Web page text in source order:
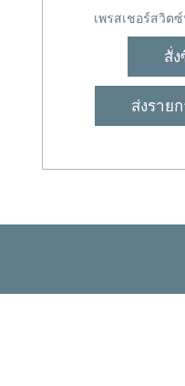
เพรสเชอร์สวิต
สั่
ส่งราย